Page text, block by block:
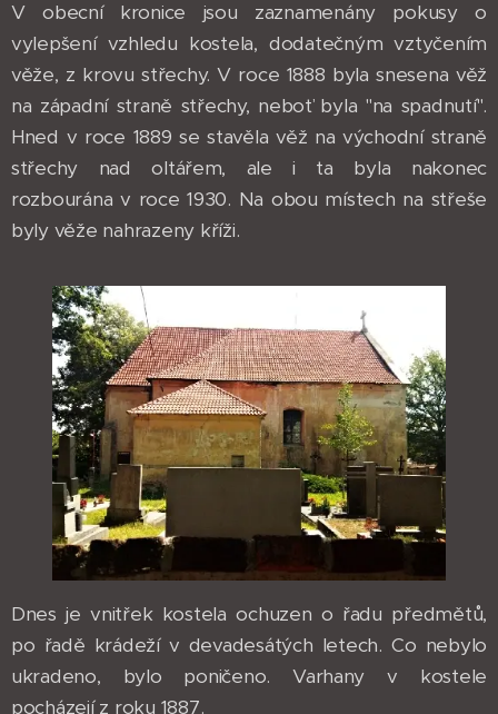
V obecní kronice jsou zaznamenány pokusy o
vylepšení vzhledu kostela, dodatečným vztyčením
věže, z krovu střechy. V roce 1888 byla snesena věž
na západní straně střechy, neboť byla "na spadnutí".
Hned v roce 1889 se stavěla věž na východní straně
střechy nad oltářem, ale i ta byla nakonec
rozbourána v roce 1930. Na obou místech na střeše
byly věže nahrazeny kříži.
Dnes je vnitřek kostela ochuzen o řadu předmětů,
po řadě krádeží v devadesátých letech. Co nebylo
ukradeno, bylo poničeno. Varhany v kostele
pocházejí z roku 1887.